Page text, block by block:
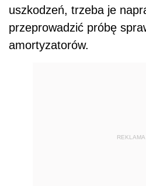
uszkodzeń, trzeba je
przeprowadzić próbę
amortyzatorów.
REKLAMA